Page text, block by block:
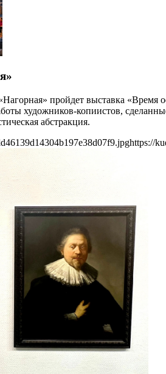
пройдет выставка
художников-копиистов,
абстракция.
https://